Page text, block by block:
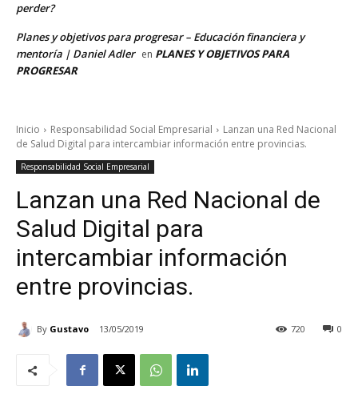
perder?
Planes y objetivos para progresar – Educación financiera y
mentoría | Daniel Adler en PLANES Y OBJETIVOS PARA
PROGRESAR